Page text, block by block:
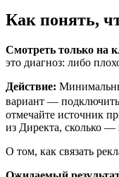
Как понять,
Смотреть только на
это диагноз: либо
Действие:
вариант — подключить
отмечайте источник
из Директа, сколько
О том, как связать